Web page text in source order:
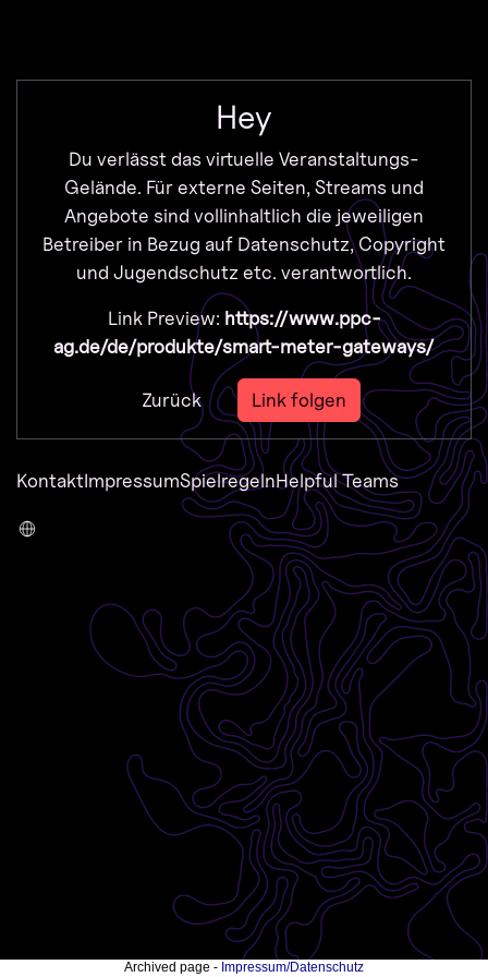
Hey
Du verlässt das virtuelle Veranstaltungs-
Gelände. Für externe Seiten, Streams und
Angebote sind vollinhaltlich die jeweiligen
Betreiber in Bezug auf Datenschutz, Copyright
und Jugendschutz etc. verantwortlich.
Link Preview: https://www.ppc-
ag.de/de/produkte/smart-meter-gateways/
Zurück Link folgen
KontaktImpressumSpielregelnHelpful Teams
Archived page - Impressum/Datenschutz